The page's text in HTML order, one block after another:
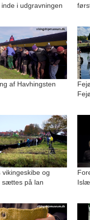
i udgravningen
af Havhingsten
vikingeskibe og
på lan